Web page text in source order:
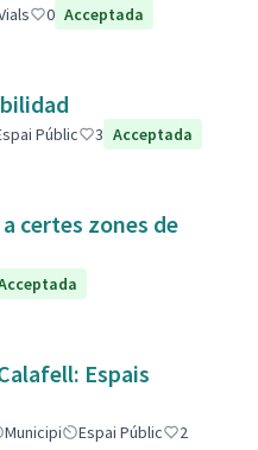
0 Acceptada
Públic 3 Acceptada
certes zones de
Espais
Municipi Espai Públic
2